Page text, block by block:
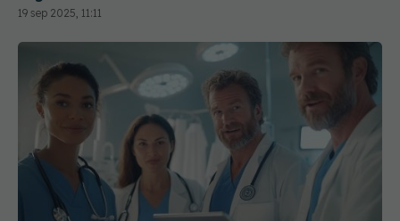
Cum lucrează echipa multidisciplinară
în oncologie. Dr. Lucia Stănculeanu (SANADOR)
explică